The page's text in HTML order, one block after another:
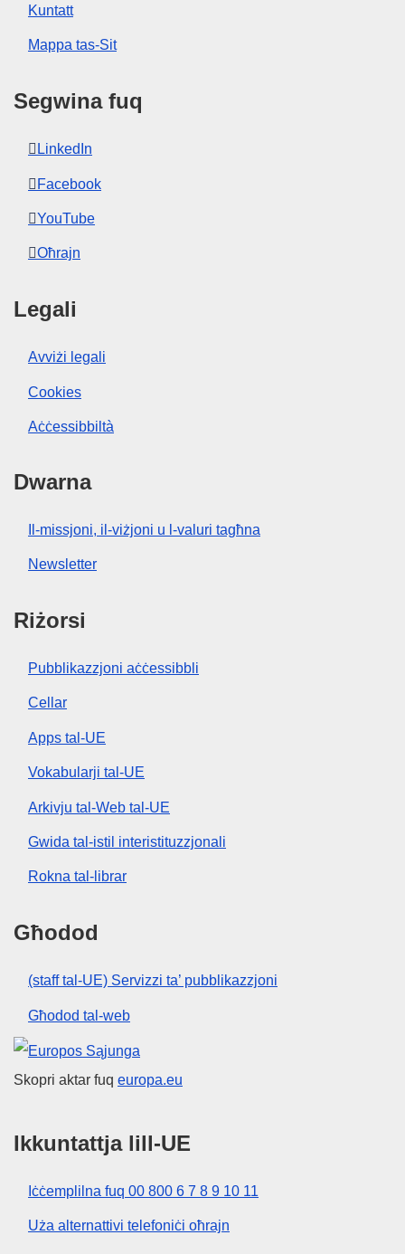
Kuntatt
Mappa tas-Sit
Segwina fuq
LinkedIn
Facebook
YouTube
Oħrajn
Legali
Avviżi legali
Cookies
Aċċessibbiltà
Dwarna
Il-missjoni, il-viżjoni u l-valuri tagħna
Newsletter
Riżorsi
Pubblikazzjoni aċċessibbli
Cellar
Apps tal-UE
Vokabularji tal-UE
Arkivju tal-Web tal-UE
Gwida tal-istil interistituzzjonali
Rokna tal-librar
Għodod
(staff tal-UE) Servizzi ta’ pubblikazzjoni
Għodod tal-web
Unjoni Ewropea
Skopri aktar fuq europa.eu
Ikkuntattja lill-UE
Iċċemplilna fuq 00 800 6 7 8 9 10 11
Uża alternattivi telefoniċi oħrajn